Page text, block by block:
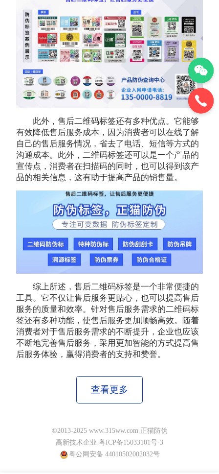
此外，售后二维码标签还有多种优点。它能够
有效降低售后服务成本，因为消费者可以在线了解
自己的售后服务情况，省去了电话、短信等方式的
沟通成本。此外，二维码标签还可以是一个产品的
宣传点，消费者在扫描码的同时，也可以得到该产
品的相关信息，这有助于提高产品的销售量。
综上所述，售后二维码标签是一个非常便捷的
工具。它不仅让售后服务更贴心，也可以提高售后
服务的质量和效率。针对售后服务需求的二维码标
签还有多种功能，使售后服务更加顺畅高效。随着
消费者对于售后服务需求的不断提升，企业也应该
不断地完善售后服务，采用更加智能的方式提高售
后服务体验，赢得消费者的支持和赞誉。
查看更多
©2013-2025 www.315ww.com 正猫防伪
高新技术企业 粤ICP备15033101号-3
粤公网安备 44010502002032号